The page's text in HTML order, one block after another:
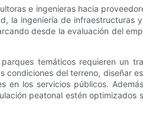
e ingenieras hacia
la ingeniería de
desde la evaluación del
temáticos requieren un
del terreno, diseñar
los servicios públicos.
peatonal estén optimizados